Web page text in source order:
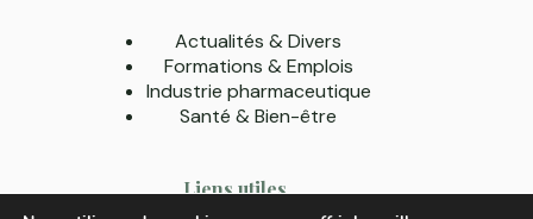
Actualités & Divers
Formations & Emplois
Industrie pharmaceutique
Santé & Bien-être
Liens utiles